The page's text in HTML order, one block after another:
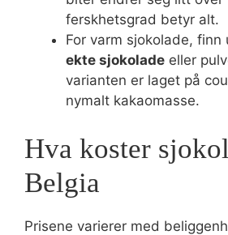
ferskhetsgrad betyr alt.
For varm sjokolade,
ekte sjokolade eller
varianten er laget på
nymalt kakaomasse.
Hva koster
Belgia
Prisene varierer med